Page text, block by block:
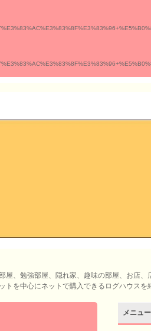
、勉強部屋、隠れ家、趣味の部屋、お店
を中心にネットで購入できるログハウスを
メニュー